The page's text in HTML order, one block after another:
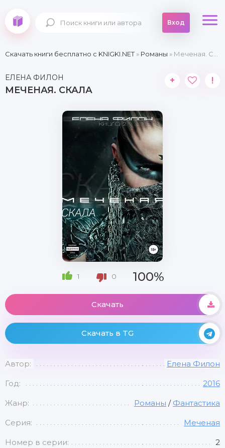
Вход
Скачать книги бесплатно c KNIGKI.NET» Романы » Меченая. Скала
ЕЛЕНА ФИЛОН
МЕЧЕНАЯ. СКАЛА
+ !
1 0 100%
Скачать
Скачать в TG
Автор: Елена Филон
Год: 2016
Жанр: Романы / Фантастика
Серия: Меченая
Номер в серии: 2